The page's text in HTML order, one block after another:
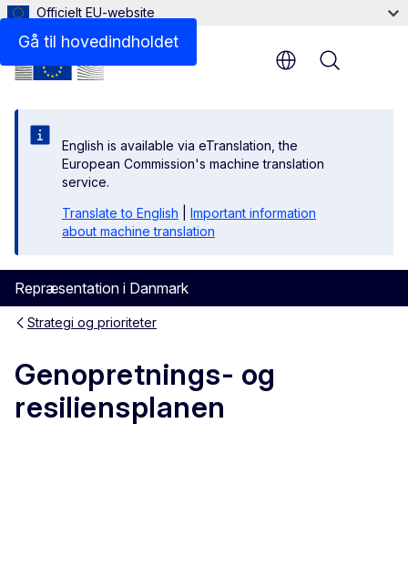
Gå til hovedindholdet
Officielt EU-website
English is available via eTranslation, the
European Commission's machine translation
service.
Translate to English
Important information
about machine translation
Repræsentation i Danmark
Menu
Strategi og prioriteter
Genopretnings- og
resiliensplanen